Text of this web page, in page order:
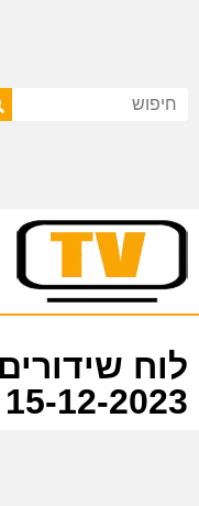
לוח
15-12-2023